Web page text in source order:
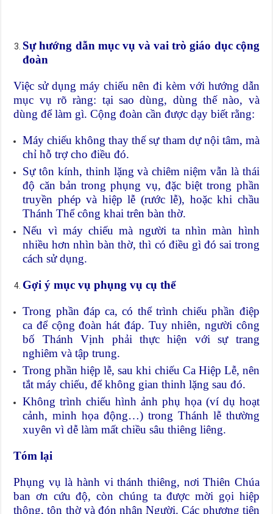
Sự hướng dẫn mục vụ và vai trò giáo dục cộng
đoàn
Việc sử dụng máy chiếu nên đi kèm với hướng dẫn
mục vụ rõ ràng: tại sao dùng, dùng thế nào, và
dùng để làm gì. Cộng đoàn cần được dạy biết rằng:
Máy chiếu không thay thế sự tham dự nội tâm, mà
chỉ hỗ trợ cho điều đó.
Sự tôn kính, thinh lặng và chiêm niệm vẫn là thái
độ căn bản trong phụng vụ, đặc biệt trong phần
truyền phép và hiệp lễ (rước lễ), hoặc khi chầu
Thánh Thể công khai trên bàn thờ.
Nếu vì máy chiếu mà người ta nhìn màn hình
nhiều hơn nhìn bàn thờ, thì có điều gì đó sai trong
cách sử dụng.
Gợi ý mục vụ phụng vụ cụ thể
Trong phần đáp ca, có thể trình chiếu phần điệp
ca để cộng đoàn hát đáp. Tuy nhiên, người công
bố Thánh Vịnh phải thực hiện với sự trang
nghiêm và tập trung.
Trong phần hiệp lễ, sau khi chiếu Ca Hiệp Lễ, nên
tắt máy chiếu, để không gian thinh lặng sau đó.
Không trình chiếu hình ảnh phụ họa (ví dụ hoạt
cảnh, minh họa động…) trong Thánh lễ thường
xuyên vì dễ làm mất chiều sâu thiêng liêng.
Tóm lại
Phụng vụ là hành vi thánh thiêng, nơi Thiên Chúa
ban ơn cứu độ, còn chúng ta được mời gọi hiệp
thông, tôn thờ và đón nhận Người. Các phương tiện